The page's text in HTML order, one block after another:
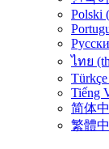
Polski
ไทย
Tiếng
简体
繁體